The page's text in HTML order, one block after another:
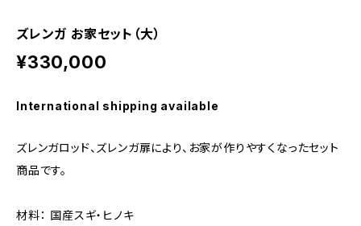
ズレンガ お家セット（大）
¥330,000
International shipping available
ズレンガロッド、ズレンガ扉により、お家が作りやすくなったセット
商品です。
材料： 国産スギ・ヒノキ